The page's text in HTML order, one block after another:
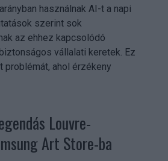
használnak AI-t a napi
szerint sok
az ehhez kapcsolódó
vállalati keretek. Ez
problémát, ahol érzékeny
Louvre-
Art Store-ba